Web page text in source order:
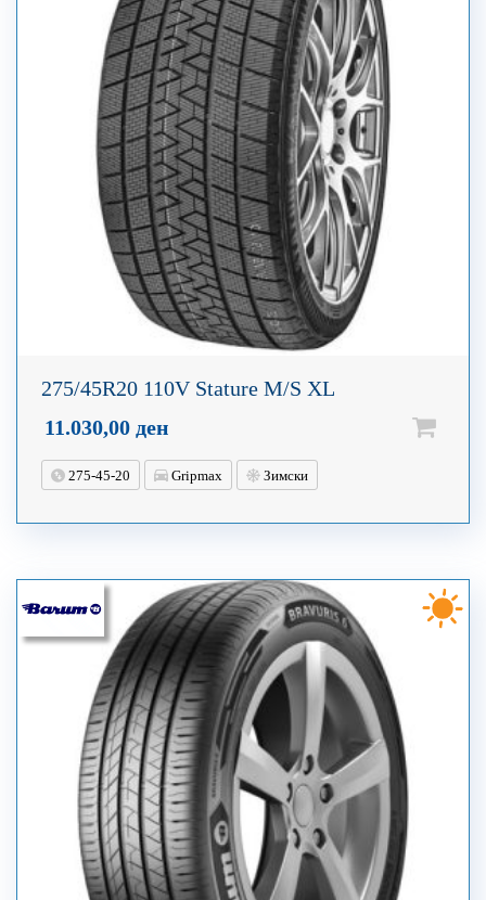
275/45R20 110V Stature M/S XL
11.030,00 ден
275-45-20 Gripmax Зимски